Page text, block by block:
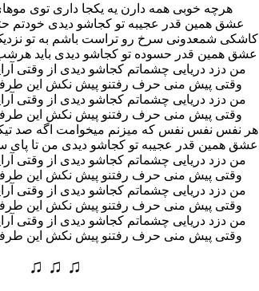
هرچه خوبی همه دارن یه یکجا داری توی
عشق همین قدر عجیبه تو کجاشو دیدی خودتم
کاشکی شمعدونی سرخ رو تراست باشم به تو
عشق همین قدر حسوده تو کجاشو دیدی باید
من دزد دریایی چشماتم کجاشو دیدی از وقتی
وقتی پیش منی حرف رفتنو پیش نکش این
من دزد دریایی چشماتم کجاشو دیدی از وقتی
وقتی پیش منی حرف رفتنو پیش نکش این
هر نفس نفس نفس که میزنم میخوامت اگه صد
عشق همین قدر عجیبه تو کجاشو دیدی من تا
من دزد دریایی چشماتم کجاشو دیدی از وقتی
وقتی پیش منی حرف رفتنو پیش نکش این
من دزد دریایی چشماتم کجاشو دیدی از وقتی
وقتی پیش منی حرف رفتنو پیش نکش این
من دزد دریایی چشماتم کجاشو دیدی از وقتی
وقتی پیش منی حرف رفتنو پیش نکش این
♫ ♫ ♫